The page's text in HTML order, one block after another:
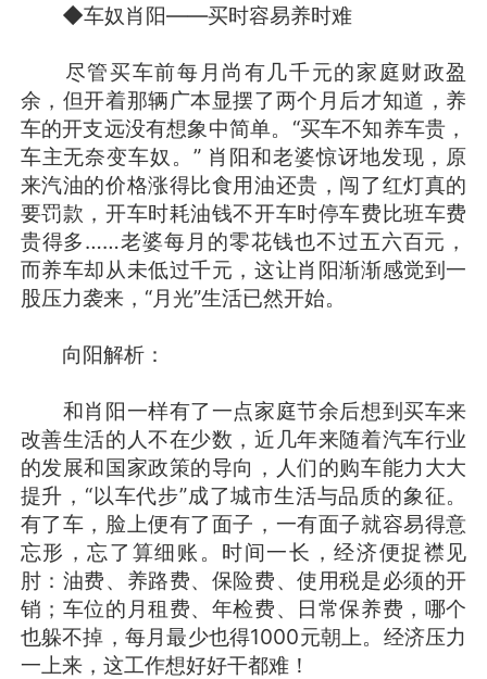
◆车奴肖阳——买时容易养时难
尽管买车前每月尚有几千元的家庭财政盈
余，但开着那辆广本显摆了两个月后才知道，养
车的开支远没有想象中简单。“买车不知养车贵，
车主无奈变车奴。” 肖阳和老婆惊讶地发现，原
来汽油的价格涨得比食用油还贵，闯了红灯真的
要罚款，开车时耗油钱不开车时停车费比班车费
贵得多……老婆每月的零花钱也不过五六百元，
而养车却从未低过千元，这让肖阳渐渐感觉到一
股压力袭来，“月光”生活已然开始。
向阳解析：
和肖阳一样有了一点家庭节余后想到买车来
改善生活的人不在少数，近几年来随着汽车行业
的发展和国家政策的导向，人们的购车能力大大
提升，“以车代步”成了城市生活与品质的象征。
有了车，脸上便有了面子，一有面子就容易得意
忘形，忘了算细账。时间一长，经济便捉襟见
肘：油费、养路费、保险费、使用税是必须的开
销；车位的月租费、年检费、日常保养费，哪个
也躲不掉，每月最少也得1000元朝上。经济压力
一上来，这工作想好好干都难！